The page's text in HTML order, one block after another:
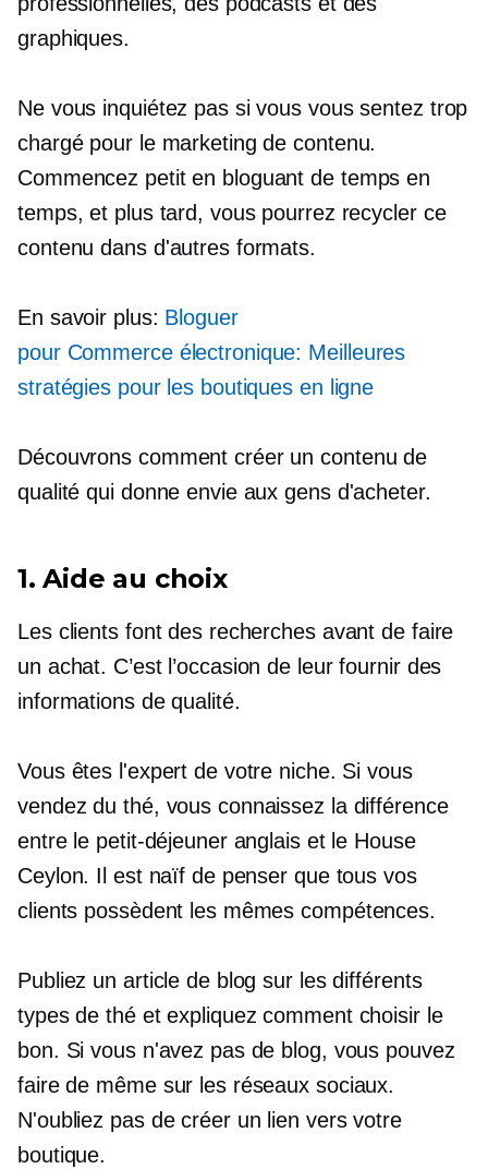
graphiques.
Ne vous inquiétez pas si vous vous sentez trop
chargé pour le marketing de contenu.
Commencez petit en bloguant de temps en
temps, et plus tard, vous pourrez recycler ce
contenu dans d'autres formats.
En savoir plus: Bloguer
pour Commerce électronique: Meilleures
stratégies pour les boutiques en ligne
Découvrons comment créer un contenu de
qualité qui donne envie aux gens d'acheter.
1. Aide au choix
Les clients font des recherches avant de faire
un achat. C’est l’occasion de leur fournir des
informations de qualité.
Vous êtes l'expert de votre niche. Si vous
vendez du thé, vous connaissez la différence
entre le petit-déjeuner anglais et le House
Ceylon. Il est naïf de penser que tous vos
clients possèdent les mêmes compétences.
Publiez un article de blog sur les différents
types de thé et expliquez comment choisir le
bon. Si vous n'avez pas de blog, vous pouvez
faire de même sur les réseaux sociaux.
N'oubliez pas de créer un lien vers votre
boutique.